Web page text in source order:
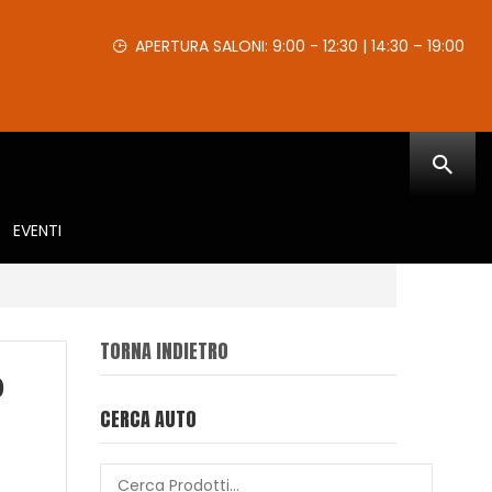
APERTURA SALONI: 9:00 - 12:30 | 14:30 – 19:00
EVENTI
TORNA INDIETRO
CERCA AUTO